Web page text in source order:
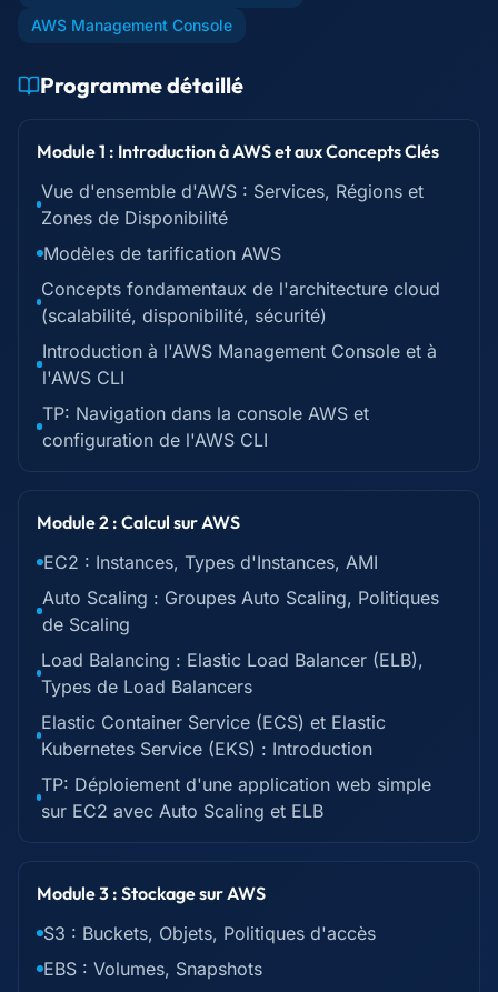
AWS Management Console
Programme détaillé
Module 1 : Introduction à AWS et aux Concepts Clés
Vue d'ensemble d'AWS : Services, Régions et
Zones de Disponibilité
Modèles de tarification AWS
Concepts fondamentaux de l'architecture cloud
(scalabilité, disponibilité, sécurité)
Introduction à l'AWS Management Console et à
l'AWS CLI
TP: Navigation dans la console AWS et
configuration de l'AWS CLI
Module 2 : Calcul sur AWS
EC2 : Instances, Types d'Instances, AMI
Auto Scaling : Groupes Auto Scaling, Politiques
de Scaling
Load Balancing : Elastic Load Balancer (ELB),
Types de Load Balancers
Elastic Container Service (ECS) et Elastic
Kubernetes Service (EKS) : Introduction
TP: Déploiement d'une application web simple
sur EC2 avec Auto Scaling et ELB
Module 3 : Stockage sur AWS
S3 : Buckets, Objets, Politiques d'accès
EBS : Volumes, Snapshots